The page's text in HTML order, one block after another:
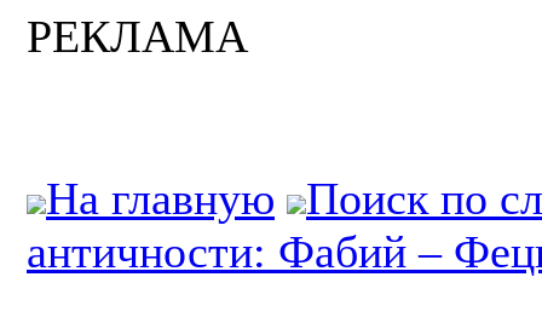
РЕКЛАМА
На главную
Поиск по
античности: Фабий –